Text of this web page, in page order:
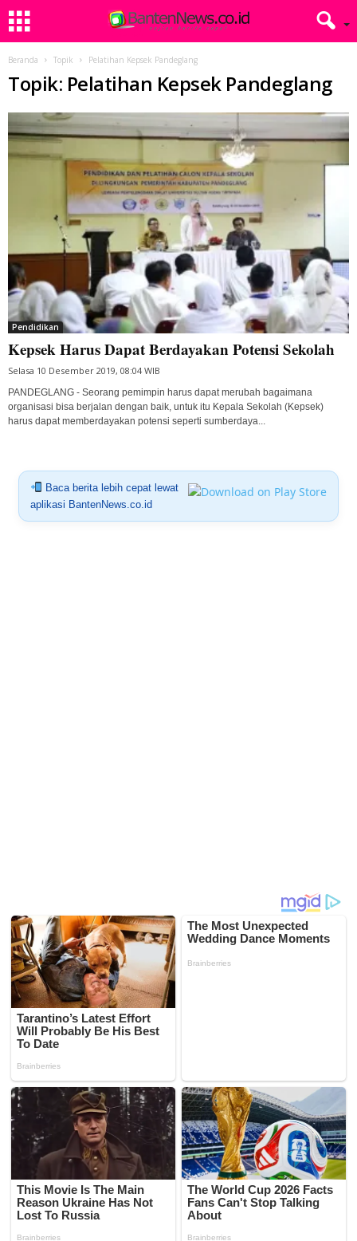
Beranda Topik Pelatihan Kepsek Pandeglang
Topik: Pelatihan Kepsek Pandeglang
Pendidikan
Kepsek Harus Dapat Berdayakan Potensi Sekolah
Selasa 10 Desember 2019, 08:04 WIB
PANDEGLANG - Seorang pemimpin harus dapat merubah bagaimana
organisasi bisa berjalan dengan baik, untuk itu Kepala Sekolah (Kepsek)
harus dapat memberdayakan potensi seperti sumberdaya...
Baca berita lebih cepat lewat
aplikasi BantenNews.co.id